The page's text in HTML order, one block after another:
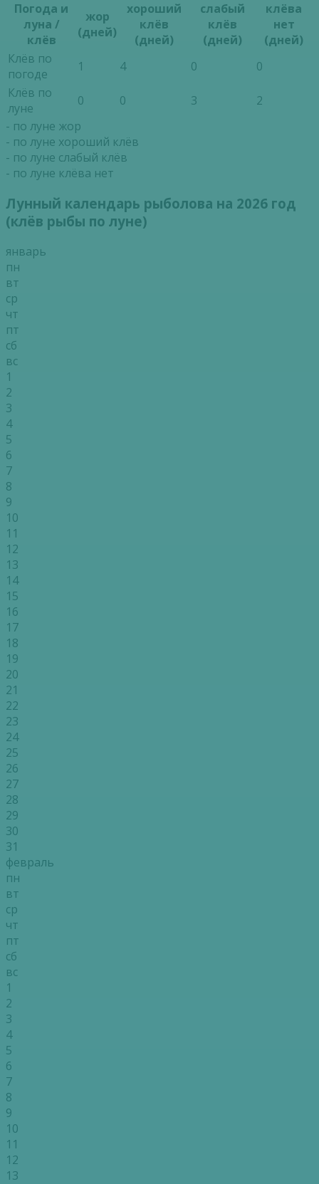
Погода и
луна /
клёв
жор
(дней)
хороший
клёв
(дней)
слабый
клёв
(дней)
клёва
нет
(дней)
Клёв по
погоде
1 4 0
0
Клёв по
луне
0 0 3
2
- по луне жор
- по луне хороший клёв
- по луне слабый клёв
- по луне клёва нет
Лунный календарь рыболова на 2026 год
(клёв рыбы по луне)
январь
пн
вт
ср
чт
пт
сб
вс
1
2
3
4
5
6
7
8
9
10
11
12
13
14
15
16
17
18
19
20
21
22
23
24
25
26
27
28
29
30
31
февраль
пн
вт
ср
чт
пт
сб
вс
1
2
3
4
5
6
7
8
9
10
11
12
13